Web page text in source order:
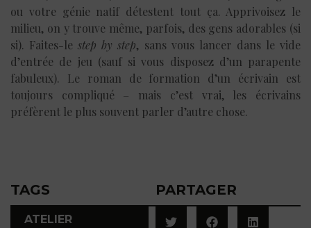
ou votre génie natif détestent tout ça. Apprivoisez le
milieu, on y trouve même, parfois, des gens adorables (si
si). Faites-lestep by step, sans vous lancer dans le vide
d’entrée de jeu (sauf si vous disposez d’un parapente
fabuleux). Le roman de formation d’un écrivain est
toujours compliqué – mais c’est vrai, les écrivains
préfèrent le plus souvent parler d’autre chose.
TAGS
ATELIER
PARTAGER